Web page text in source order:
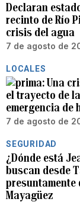
Declaran
recinto de Río
crisis del agua
7 de agosto de
LOCALES
Una
el trayecto de
emergencia de
7 de agosto de
SEGURIDAD
¿Dónde está
buscan desde
presuntamente
Mayagüez